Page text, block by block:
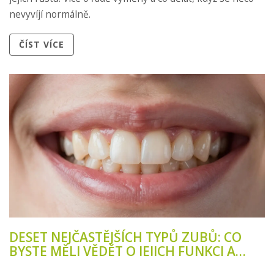
nevyvíjí normálně.
ČÍST VÍCE
DESET NEJČASTĚJŠÍCH TYPŮ ZUBŮ: CO
BYSTE MĚLI VĚDĚT O JEJICH FUNKCI A